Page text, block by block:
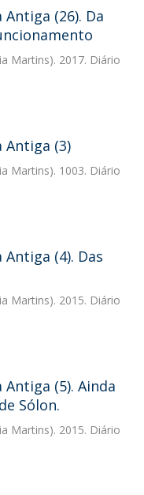
(26). Da
Martins). 2017. Diário
Antiga (3)
Martins). 1003. Diário
(4). Das
Martins). 2015. Diário
Antiga (5). Ainda
Sólon.
Martins). 2015. Diário